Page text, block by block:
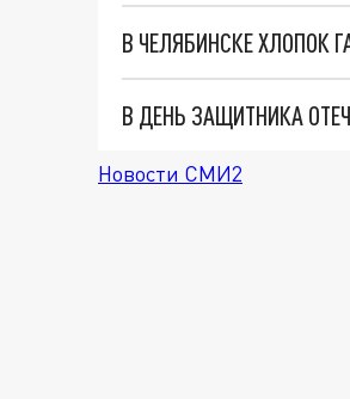
В ЧЕЛЯБИНСКЕ ХЛОПОК
Новости СМИ2